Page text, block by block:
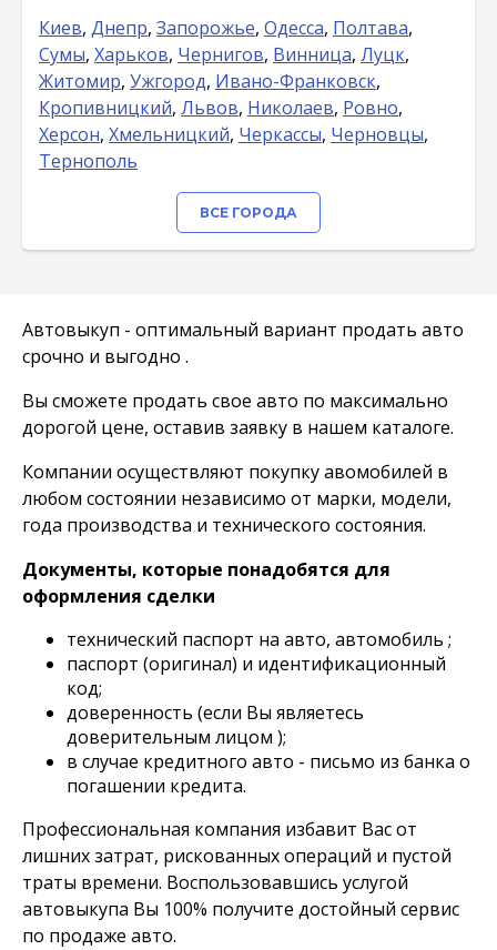
Киев, Днепр, Запорожье, Одесса, Полтава,
Сумы, Харьков, Чернигов, Винница, Луцк,
Житомир, Ужгород, Ивано-Франковск,
Кропивницкий, Львов, Николаев, Ровно,
Херсон, Хмельницкий, Черкассы, Черновцы,
Тернополь
ВСЕ ГОРОДА
Автовыкуп - оптимальный вариант продать авто
срочно и выгодно .
Вы сможете продать свое авто по максимально
дорогой цене, оставив заявку в нашем каталоге.
Компании осуществляют покупку авомобилей в
любом состоянии независимо от марки, модели,
года производства и технического состояния.
Документы, которые понадобятся для
оформления сделки
технический паспорт на авто, автомобиль ;
паспорт (оригинал) и идентификационный
код;
доверенность (если Вы являетесь
доверительным лицом );
в случае кредитного авто - письмо из банка о
погашении кредита.
Профессиональная компания избавит Вас от
лишних затрат, рискованных операций и пустой
траты времени. Воспользовавшись услугой
автовыкупа Вы 100% получите достойный сервис
по продаже авто.